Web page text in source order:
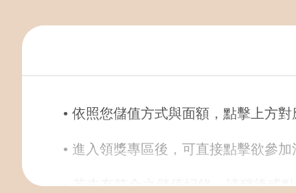
• 依照您儲值方式與面額，點擊上方
• 進入領獎專區後，可直接點擊欲參加
• 若未有符合之儲值紀錄，請稍後或